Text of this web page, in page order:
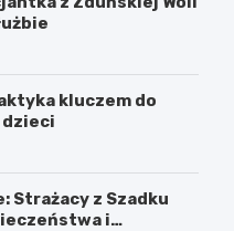
kluczem do
Strażacy z Szadku
i